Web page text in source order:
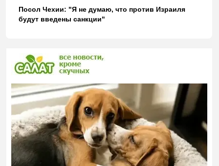
Посол Чехии: "Я не думаю, что против Израиля
будут введены санкции"